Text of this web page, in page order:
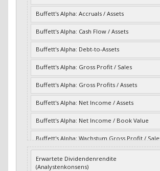
Buffett's Alpha: Accruals / Assets
Buffett's Alpha: Cash Flow / Assets
Buffett's Alpha: Debt-to-Assets
Buffett's Alpha: Gross Profit / Sales
Buffett's Alpha: Gross Profits / Assets
Buffett's Alpha: Net Income / Assets
Buffett's Alpha: Net Income / Book Value
Buffett's Alpha: Wachstum Gross Profit /
Buffett's Alpha: Wachstum Residual Cash Flow
/ Assets
Erwartete Dividendenrendite
(Analystenkonsens)